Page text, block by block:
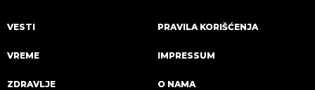
VESTI
VREME
ZDRAVLJE
PRAVILA KORIŠĆENJA
IMPRESSUM
O NAMA